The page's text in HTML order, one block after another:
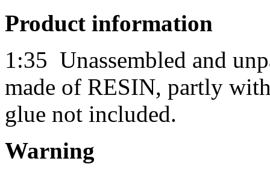
Product information
1:35 Unassembled and
made of RESIN, partly
glue not included.
Warning